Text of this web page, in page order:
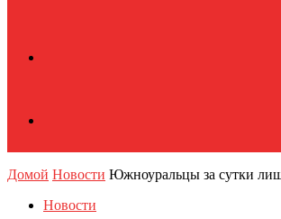
Домой Новости Южноуральцы за сутки
Новости